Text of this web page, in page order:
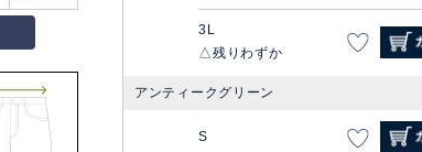
3L
残りわずか
アンティークグリーン
S